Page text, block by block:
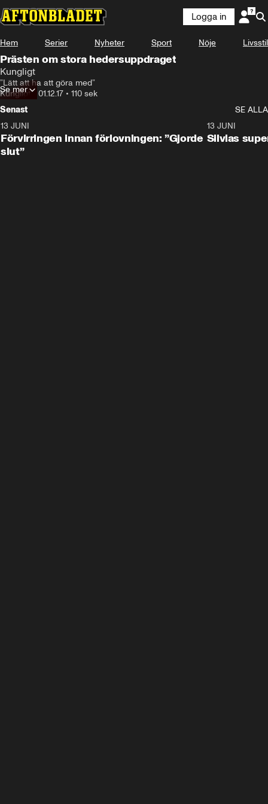
Logga in
Hem Serier Nyheter Sport Nöje Livsstil
Prästen om stora hedersuppdraget
Kungligt
”Lätt att ha att göra med”
Kungligt• 01.12.17 • 110 sek
Se mer
Senast
SE ALLA
13 JUNI
Förvirringen innan förlovningen: ”Gjorde
slut”
13 JUNI
Silvias